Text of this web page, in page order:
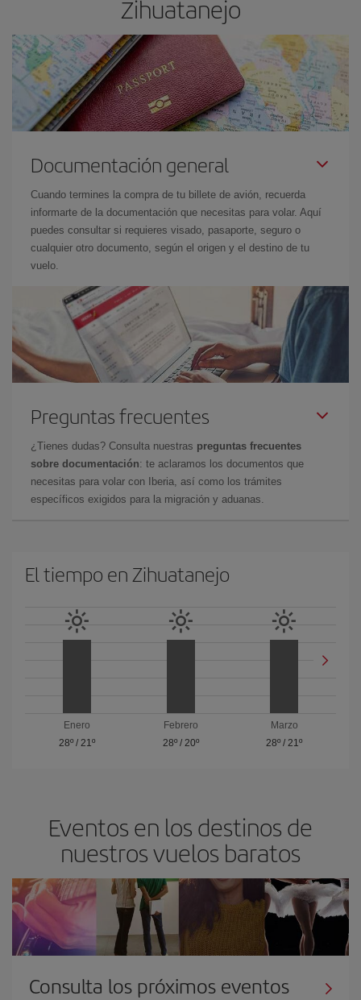
Zihuatanejo
Documentación general
Cuando termines la compra de tu billete de avión, recuerda
informarte de la documentación que necesitas para volar. Aquí
puedes consultar si requieres visado, pasaporte, seguro o
cualquier otro documento, según el origen y el destino de tu
vuelo.
Preguntas frecuentes
¿Tienes dudas? Consulta nuestras preguntas frecuentes
sobre documentación: te aclaramos los documentos que
necesitas para volar con Iberia, así como los trámites
específicos exigidos para la migración y aduanas.
El tiempo en Zihuatanejo
Enero
28º/ 21º
Febrero
28º/ 20º
Marzo
28º / 21º
Eventos en los destinos de
nuestros vuelos baratos
Consulta los próximos eventos